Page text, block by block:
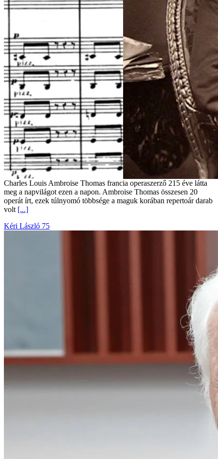
Charles Louis Ambroise Thomas francia operaszerző 215 éve látta
meg a napvilágot ezen a napon. Ambroise Thomas összesen 20
operát írt, ezek túlnyomó többsége a maguk korában repertoár darab
volt [...]
Kéri László 75